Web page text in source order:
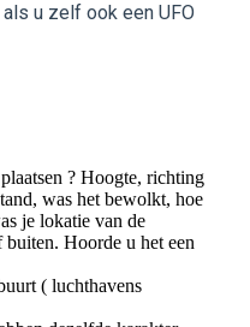
als u zelf ook een UFO